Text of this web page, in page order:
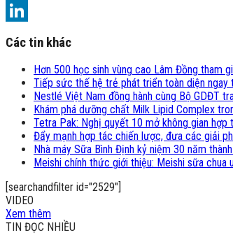
Twitter
Các tin khác
Hơn 500 học sinh vùng cao Lâm Đồng tham
Tiếp sức thế hệ trẻ phát triển toàn diện
Nestlé Việt Nam đồng hành cùng Bộ GDĐT
Khám phá dưỡng chất Milk Lipid Complex
Tetra Pak: Nghị quyết 10 mở không gian
Đẩy mạnh hợp tác chiến lược, đưa các giải
Nhà máy Sữa Bình Định kỷ niệm 30 năm
Meishi chính thức giới thiệu: Meishi sữa chua
[searchandfilter id="2529"]
VIDEO
Xem thêm
TIN ĐỌC NHIỀU